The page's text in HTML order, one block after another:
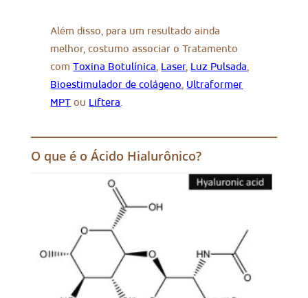
Além disso, para um resultado ainda
melhor, costumo associar o Tratamento
comToxina Botulínica, Laser, Luz Pulsada,
Bioestimulador de colágeno, Ultraformer
MPT ou Liftera.
O que é o Ácido Hialurônico?